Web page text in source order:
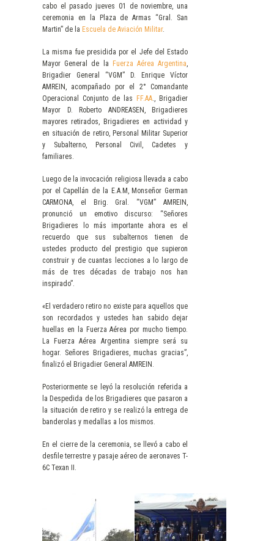
cabo el pasado jueves 01 de noviembre, una
ceremonia en la Plaza de Armas “Gral. San
Martin” de la Escuela de Aviación Militar.
La misma fue presidida por el Jefe del Estado
Mayor General de la
Fuerza Aérea Argentina,
Brigadier General “VGM” D. Enrique Víctor
AMREIN, acompañado por el 2° Comandante
Operacional Conjunto de las
FF.AA., Brigadier
Mayor D. Roberto ANDREASEN, Brigadieres
mayores retirados, Brigadieres en actividad y
en situación de retiro, Personal Militar Superior
y Subalterno, Personal Civil, Cadetes y
familiares.
Luego de la invocación religiosa llevada a cabo
por el Capellán de la E.A.M, Monseñor German
CARMONA, el Brig. Gral. “VGM” AMREIN,
pronunció un emotivo discurso: “Señores
Brigadieres lo más importante ahora es el
recuerdo que sus subalternos tienen de
ustedes producto del prestigio que supieron
construir y de cuantas lecciones a lo largo de
más de tres décadas de trabajo nos han
inspirado”.
«El verdadero retiro no existe para aquellos que
son recordados y ustedes han sabido dejar
huellas en la Fuerza Aérea por mucho tiempo.
La Fuerza Aérea Argentina siempre será su
hogar. Señores Brigadieres, muchas gracias”,
finalizó el Brigadier General AMREIN.
Posteriormente se leyó la resolución referida a
la Despedida de los Brigadieres que pasaron a
la situación de retiro y se realizó la entrega de
banderolas y medallas a los mismos.
En el cierre de la ceremonia, se llevó a cabo el
desfile terrestre y pasaje aéreo de aeronaves T-
6C Texan II.